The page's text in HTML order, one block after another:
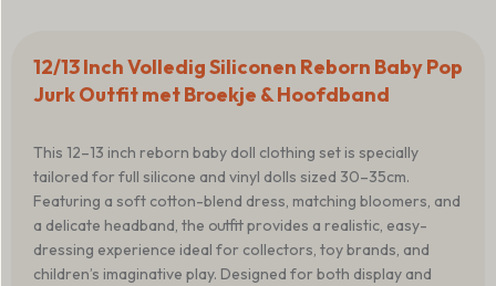
12/13 Inch Volledig Siliconen Reborn Baby Pop
Jurk Outfit met Broekje & Hoofdband
This 12–13 inch reborn baby doll clothing set is specially
tailored for full silicone and vinyl dolls sized 30–35cm.
Featuring a soft cotton-blend dress, matching bloomers, and
a delicate headband, the outfit provides a realistic, easy-
dressing experience ideal for collectors, toy brands, and
children’s imaginative play. Designed for both display and